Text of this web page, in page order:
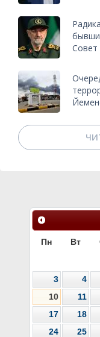
Совет
Пн Вт
3
4
10
11
17
18
24
25